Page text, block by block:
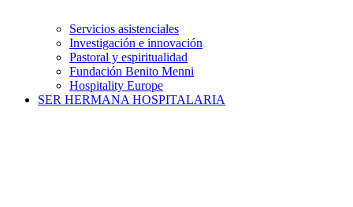
Servicios asistenciales
Investigación e innovación
Pastoral y espiritualidad
Fundación Benito Menni
Hospitality Europe
SER HERMANA HOSPITALARIA